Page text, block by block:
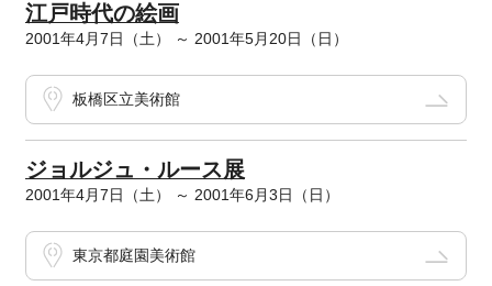
江戸時代の絵画
2001年4月7日（土） ～ 2001年5月20日（日）
板橋区立美術館
ジョルジュ・ルース展
2001年4月7日（土） ～ 2001年6月3日（日）
東京都庭園美術館